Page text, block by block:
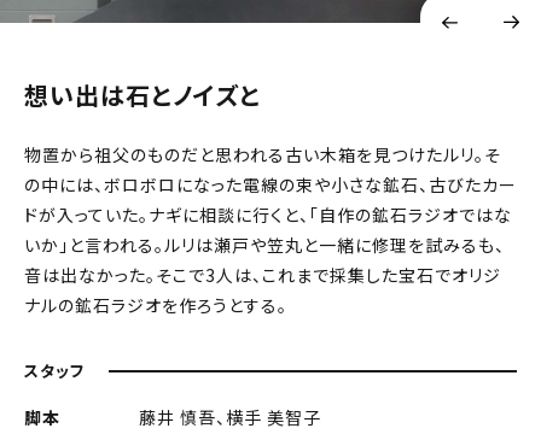
想い出は石とノイズと
物置から祖父のものだと思われる古い木箱を見つけたルリ。そ
の中には、ボロボロになった電線の束や小さな鉱石、古びたカー
ドが入っていた。ナギに相談に行くと、「自作の鉱石ラジオではな
いか」と言われる。ルリは瀬戸や笠丸と一緒に修理を試みるも、
音は出なかった。そこで3人は、これまで採集した宝石でオリジ
ナルの鉱石ラジオを作ろうとする。
スタッフ
脚本
藤井 慎吾、横手 美智子